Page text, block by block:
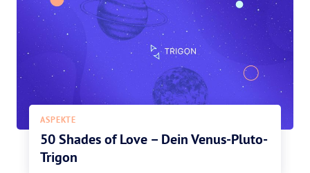
ASPEKTE
50 Shades of Love – Dein Venus-Pluto-
Trigon